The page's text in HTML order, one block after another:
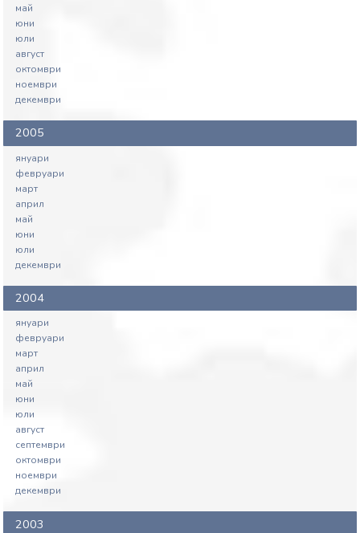
май
юни
юли
август
октомври
ноември
декември
2005
януари
февруари
март
април
май
юни
юли
декември
2004
януари
февруари
март
април
май
юни
юли
август
септември
октомври
ноември
декември
2003